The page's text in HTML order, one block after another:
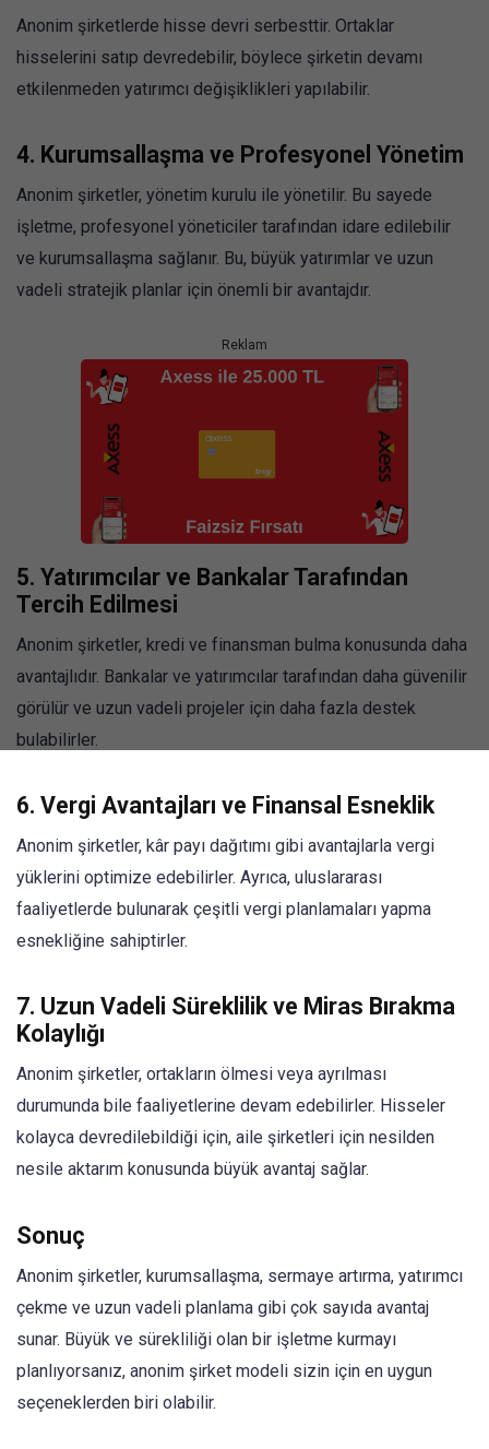
Anonim şirketlerde hisse devri serbesttir. Ortaklar
hisselerini satıp devredebilir, böylece şirketin devamı
etkilenmeden yatırımcı değişiklikleri yapılabilir.
4. Kurumsallaşma ve Profesyonel Yönetim
Anonim şirketler, yönetim kurulu ile yönetilir. Bu sayede
işletme, profesyonel yöneticiler tarafından idare edilebilir
ve kurumsallaşma sağlanır. Bu, büyük yatırımlar ve uzun
vadeli stratejik planlar için önemli bir avantajdır.
Reklam
5. Yatırımcılar ve Bankalar Tarafından
Tercih Edilmesi
Anonim şirketler, kredi ve finansman bulma konusunda daha
avantajlıdır. Bankalar ve yatırımcılar tarafından daha güvenilir
görülür ve uzun vadeli projeler için daha fazla destek
bulabilirler.
6. Vergi Avantajları ve Finansal Esneklik
Anonim şirketler, kâr payı dağıtımı gibi avantajlarla vergi
yüklerini optimize edebilirler. Ayrıca, uluslararası
faaliyetlerde bulunarak çeşitli vergi planlamaları yapma
esnekliğine sahiptirler.
7. Uzun Vadeli Süreklilik ve Miras Bırakma
Kolaylığı
Anonim şirketler, ortakların ölmesi veya ayrılması
durumunda bile faaliyetlerine devam edebilirler. Hisseler
kolayca devredilebildiği için, aile şirketleri için nesilden
nesile aktarım konusunda büyük avantaj sağlar.
Sonuç
Anonim şirketler, kurumsallaşma, sermaye artırma, yatırımcı
çekme ve uzun vadeli planlama gibi çok sayıda avantaj
sunar. Büyük ve sürekliliği olan bir işletme kurmayı
planlıyorsanız, anonim şirket modeli sizin için en uygun
seçeneklerden biri olabilir.